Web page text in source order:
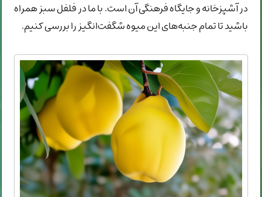
در آشپزخانه و جایگاه فرهنگی آن است. با ما در فلفل سبز همراه
باشید تا تمام جنبه‌های این میوه شگفت‌انگیز را بررسی کنیم.